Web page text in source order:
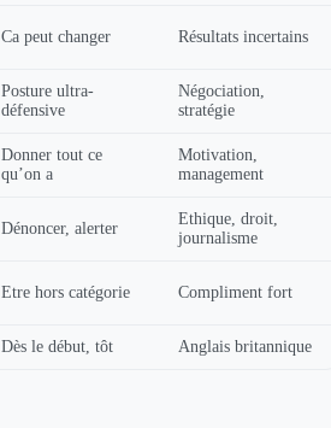
Ca peut changer Résultats incertains
Posture ultra-
défensive
Négociation,
stratégie
Donner tout ce
qu’on a
Motivation,
management
Dénoncer, alerter
Ethique, droit,
journalisme
Etre hors catégorie Compliment fort
Dès le début, tôt Anglais britannique